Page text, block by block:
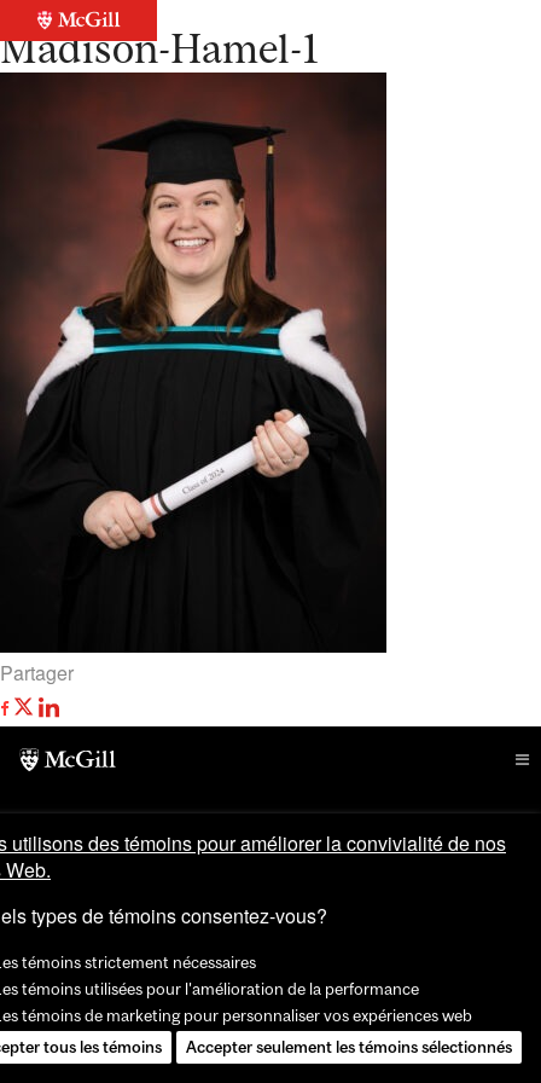
Retour à la liste
Madison-Hamel-1
Partager
utilisons des témoins pour améliorer la convivialité de nos
types de témoins consentez-vous?
témoins strictement nécessaires
témoins utilisées pour l'amélioration de la performance
témoins de marketing pour personnaliser vos expériences web
tous les témoins
Accepter seulement les témoins sélectionnés